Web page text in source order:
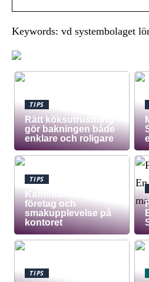
Keywords: vd systembolaget
TIPS
Rätt köksutrustning
gör bakningen både
enklare och roligare
TIPS
Kaffemaskin för
företag och
smakupplevelse på
kontoret
TIPS